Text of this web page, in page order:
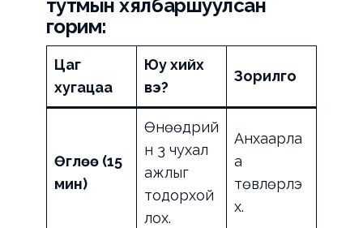
тутмын хялбаршуулсан
горим:
Цаг
хугацаа
Юу хийх
вэ?
Зорилго
Өглөө (15
мин)
Өнөөдрий
н 3 чухал
ажлыг
тодорхой
лох.
Анхаарла
а
төвлөрүүлэ
х.